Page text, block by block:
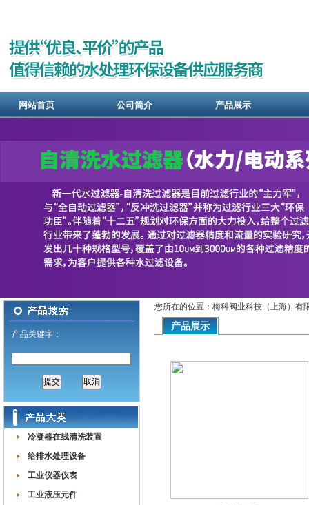
网站首页 公司简介 产品展示
产品关键字：
冷凝器在线清洗装置
给排水处理设备
工业仪器仪表
工业液压元件
您所在的位置：梅科阀业科技（上海）有
产品展示